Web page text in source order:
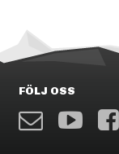
FÖLJ OSS